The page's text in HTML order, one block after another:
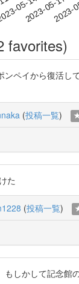
05-14
2023-05-17
favorites)
ペイから復活
(投稿一覧)
た
(投稿一覧)
もしかして記念